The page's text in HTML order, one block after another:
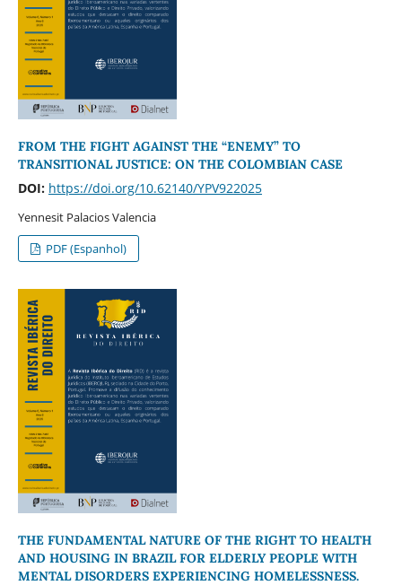
FROM THE FIGHT AGAINST THE “ENEMY” TO
TRANSITIONAL JUSTICE: ON THE COLOMBIAN CASE
DOI: https://doi.org/10.62140/YPV922025
Yennesit Palacios Valencia
PDF (Espanhol)
THE FUNDAMENTAL NATURE OF THE RIGHT TO HEALTH
AND HOUSING IN BRAZIL FOR ELDERLY PEOPLE WITH
MENTAL DISORDERS EXPERIENCING HOMELESSNESS.